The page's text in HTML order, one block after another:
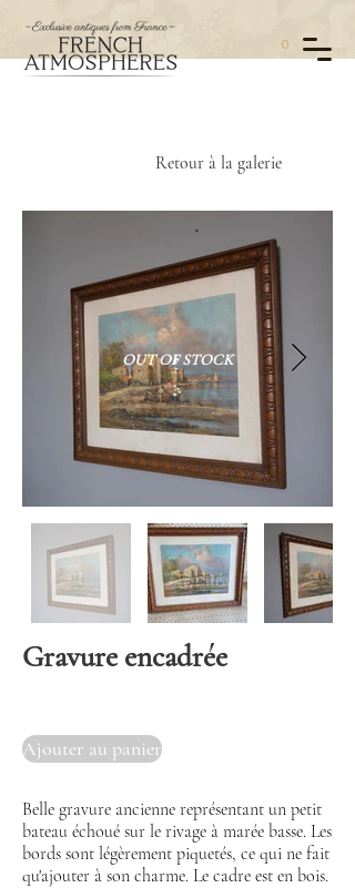
0
Retour à la galerie
OUT OF STOCK
Gravure encadrée
Ajouter au panier
Belle gravure ancienne représentant un petit
bateau échoué sur le rivage à marée basse. Les
bords sont légèrement piquetés, ce qui ne fait
qu'ajouter à son charme. Le cadre est en bois.